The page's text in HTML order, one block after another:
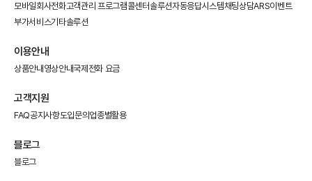
모바일회사전화고객관리 프로그램콜센터솔루션자동응답시스템채팅상담ARS이벤트
부가서비스기타솔루션
이용안내
상품안내 영상안내국제전화 요금
고객지원
FAQ공지사항도입문의 업종별활용
블로그
블로그